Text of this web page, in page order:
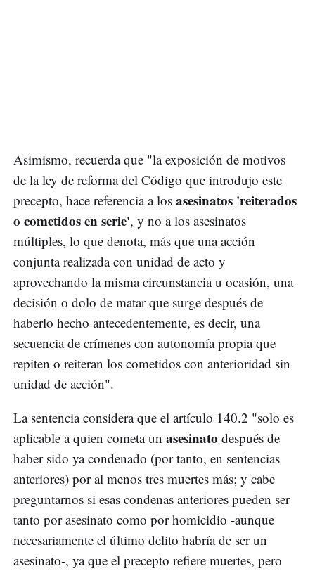
Asimismo, recuerda que "la exposición de motivos
de la ley de reforma del Código que introdujo este
precepto, hace referencia a los asesinatos 'reiterados
o cometidos en serie', y no a los asesinatos
múltiples, lo que denota, más que una acción
conjunta realizada con unidad de acto y
aprovechando la misma circunstancia u ocasión, una
decisión o dolo de matar que surge después de
haberlo hecho antecedentemente, es decir, una
secuencia de crímenes con autonomía propia que
repiten o reiteran los cometidos con anterioridad sin
unidad de acción".
La sentencia considera que el artículo 140.2 "solo es
aplicable a quien cometa un asesinato después de
haber sido ya condenado (por tanto, en sentencias
anteriores) por al menos tres muertes más; y cabe
preguntarnos si esas condenas anteriores pueden ser
tanto por asesinato como por homicidio -aunque
necesariamente el último delito habría de ser un
asesinato-, ya que el precepto refiere muertes, pero